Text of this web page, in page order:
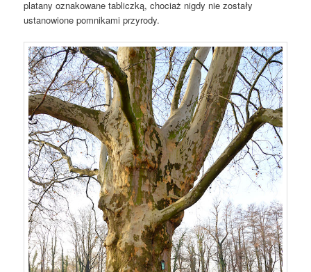
platany oznakowane tabliczką, chociaż nigdy nie zostały
ustanowione pomnikami przyrody.